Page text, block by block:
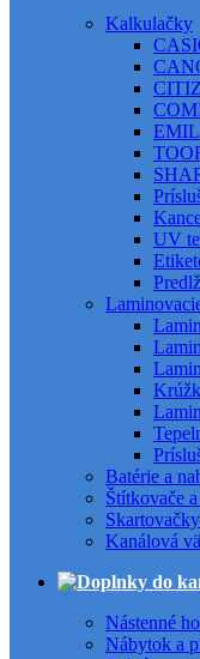
Kalkulačky
UV
Batérie a
Štítkovače
Kanálová
Nástenné
Nábytok a